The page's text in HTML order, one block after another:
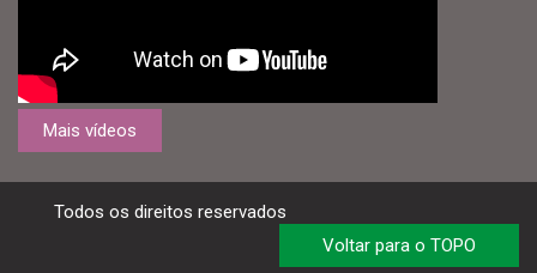
Mais vídeos
Todos os direitos reservados
Voltar para o TOPO